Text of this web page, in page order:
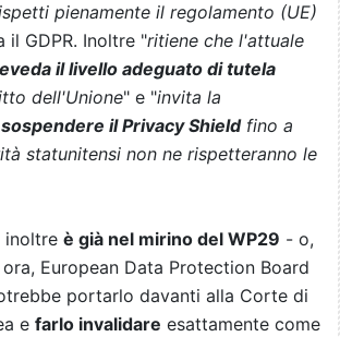
pienamente il regolamento (UE)
il GDPR. Inoltre "ritiene che l'attuale
il livello adeguato di tutela
dell'Unione" e "invita la
sospendere il Privacy Shieldfino a
statunitensi non ne rispetteranno le
inoltre è già nel mirino del WP29 - o,
European Data Protection Board
portarlo davanti alla Corte di
e farlo invalidare esattamente come